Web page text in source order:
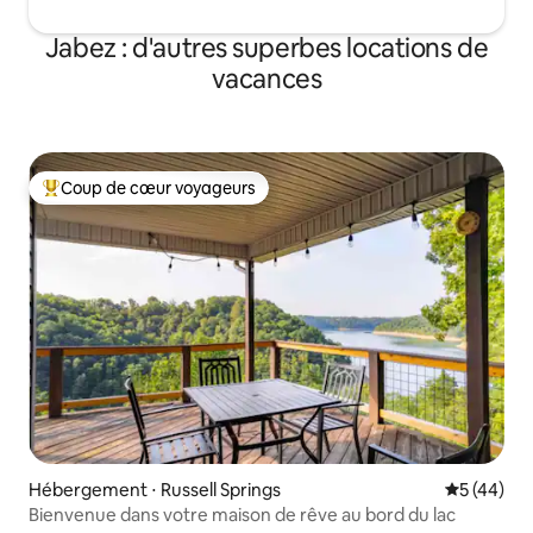
Jabez : d'autres superbes locations de
vacances
Coups de cœur voyageurs les plus appréciés
Coup de cœur voyageurs
Hébergement ⋅ Russell Springs
5 (44)
Bienvenue dans votre maison de rêve au bord du lac